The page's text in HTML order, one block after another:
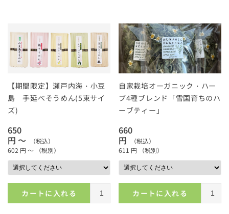
【期間限定】瀬戸内海・小豆
島 手延べそうめん(5束サイ
ズ)
650
円 ～
（税込）
602 円 ～ （税別）
カートに入れる
自家栽培オーガニック・ハー
ブ4種ブレンド「雪国育ちのハ
ーブティー」
660
円
（税込）
611 円 （税別）
カートに入れる